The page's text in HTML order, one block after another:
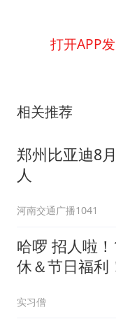
打开APP
相关推荐
郑州比亚迪8
人
河南交通广播1041
哈啰 招人啦
休＆节日福利
实习僧